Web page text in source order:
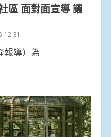
區 面對面宣導 讓
12-31
報導）為